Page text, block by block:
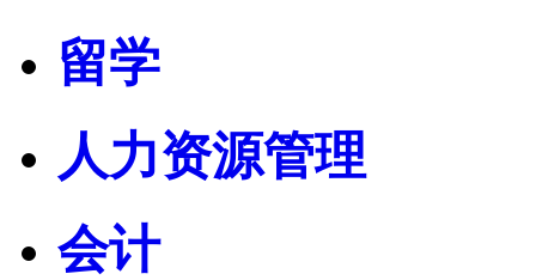
留学
人力资源管理
会计